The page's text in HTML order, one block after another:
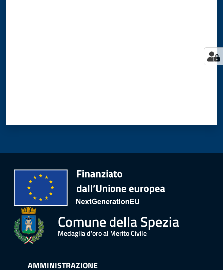
Comune della Spezia
Medaglia d'oro al Merito Civile
AMMINISTRAZIONE